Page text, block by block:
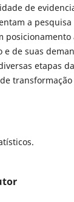
de
a
e de suas
etapas
transformação